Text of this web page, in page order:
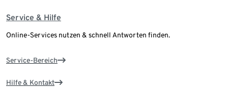
Service & Hilfe
Online-Services nutzen & schnell Antworten finden.
Service-Bereich
Hilfe & Kontakt